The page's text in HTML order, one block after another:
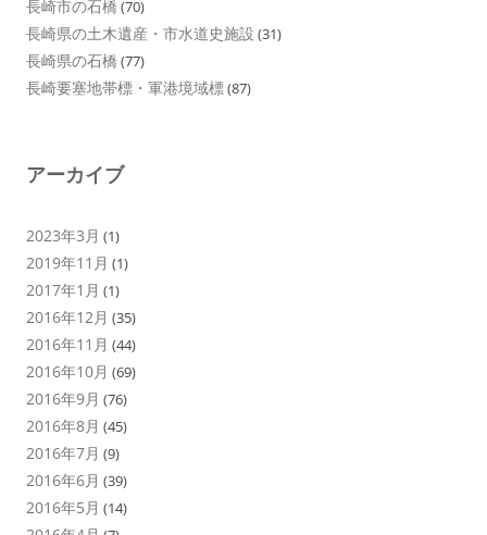
長崎市の石橋 (70)
長崎県の土木遺産・市水道史施設 (31)
長崎県の石橋 (77)
長崎要塞地帯標・軍港境域標(87)
アーカイブ
2023年3月 (1)
2019年11月 (1)
2017年1月 (1)
2016年12月 (35)
2016年11月 (44)
2016年10月 (69)
2016年9月 (76)
2016年8月 (45)
2016年7月 (9)
2016年6月 (39)
2016年5月 (14)